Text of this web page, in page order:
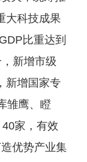
大科技成果
比重达到
新增市级
新增国家专
雏鹰、瞪
家，有效
优势产业集